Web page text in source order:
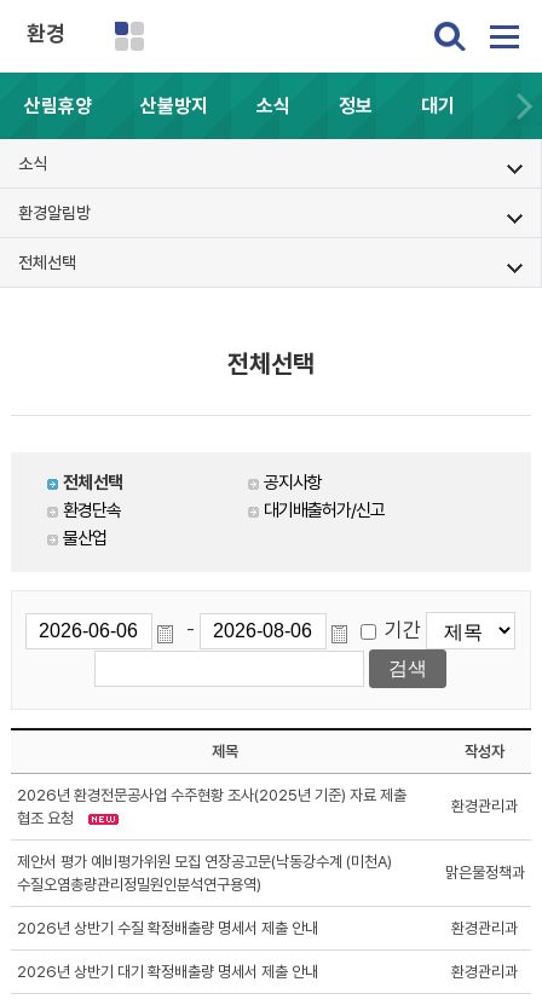
환경
산림휴양 산불방지 소식 정보 대기
소식
환경알림방
전체선택
전체선택
전체선택
공지사항
환경단속
대기배출허가/신고
물산업
- 기간
제목 작성자
2026년 환경전문공사업 수주현황 조사(2025년 기준) 자료 제출
협조 요청
환경관리과
제안서 평가 예비평가위원 모집 연장공고문(낙동강수계 (미천A)
수질오염총량관리정밀원인분석연구용역)
맑은물정책과
2026년 상반기 수질 확정배출량 명세서 제출 안내 환경관리과
2026년 상반기 대기 확정배출량 명세서 제출 안내 환경관리과